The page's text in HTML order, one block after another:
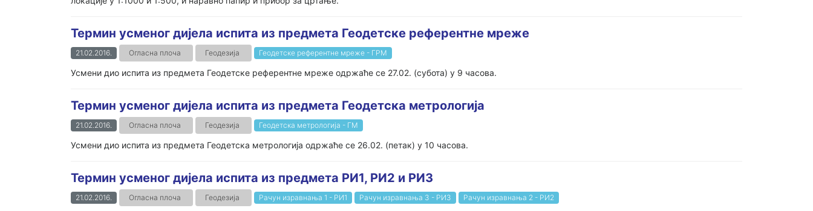
Термин усменог дијела испита из предмета Геодетске референтне мреже
21.02.2016. Огласна плоча Геодезија Геодетске референтне мреже - ГРМ
Усмени дио испита из предмета Геодетске референтне мреже одржаће се 27.02. (субота) у 9 часова.
Термин усменог дијела испита из предмета Геодетска метрологија
21.02.2016. Огласна плоча Геодезија Геодетска метрологија - ГМ
Усмени дио испита из предмета Геодетска метрологија одржаће се 26.02. (петак) у 10 часова.
Термин усменог дијела испита из предмета РИ1, РИ2 и РИ3
21.02.2016. Огласна плоча Геодезија Рачун изравнања 1 - РИ1 Рачун изравнања 3 - РИ3 Рачун изравнања 2 - РИ2